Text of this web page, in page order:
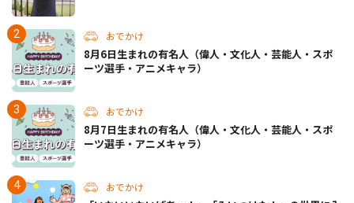
おでかけ
8月6日生まれの有名人（偉人・文化人・芸能人・スポ
ーツ選手・アニメキャラ）
おでかけ
8月7日生まれの有名人（偉人・文化人・芸能人・スポ
ーツ選手・アニメキャラ）
おでかけ